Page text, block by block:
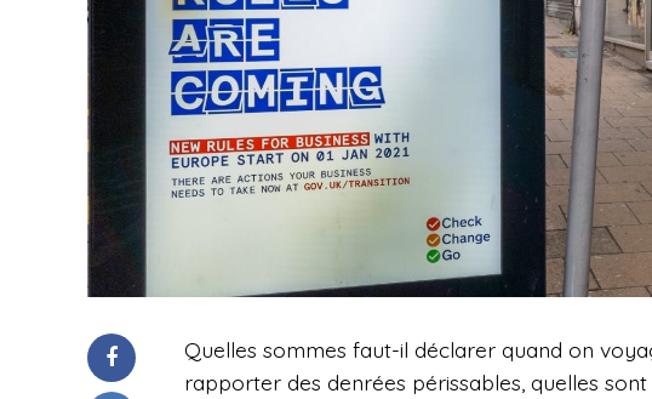
Quelles sommes faut-il déclarer quand on
rapporter des denrées périssables, quelles